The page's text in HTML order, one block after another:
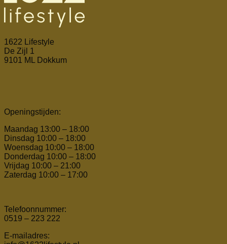
1622 Lifestyle
De Zijl 1
9101 ML Dokkum
Openingstijden:
Maandag 13:00 – 18:00
Dinsdag 10:00 – 18:00
Woensdag 10:00 – 18:00
Donderdag 10:00 – 18:00
Vrijdag 10:00 – 21:00
Zaterdag 10:00 – 17:00
Telefoonnummer:
0519 – 223 222
E-mailadres: